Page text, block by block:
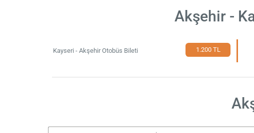
Akşehir -
Kayseri - Akşehir Otobüs Bileti 1.200 TL